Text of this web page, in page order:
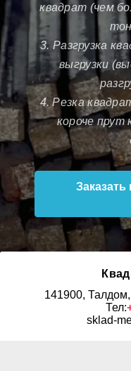
квадрат (чем
3. Разгрузка
выгрузки
4. Резка
короче прут
Заказать
141900,
Тел:
sklad-